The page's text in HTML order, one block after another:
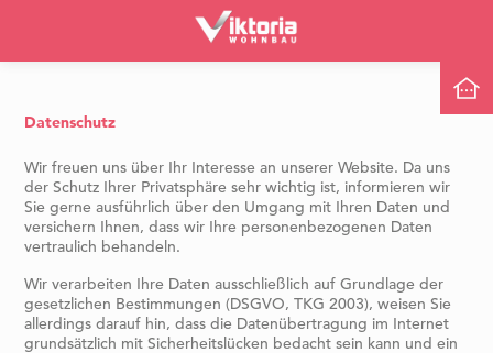
Alle Projekte
Eigentum
Miete
Referenzen
Leistungen
Über uns
Karriere
Kontakt
Datenschutz
Wir freuen uns über Ihr Interesse an unserer Website. Da uns
der Schutz Ihrer Privatsphäre sehr wichtig ist, informieren wir
Sie gerne ausführlich über den Umgang mit Ihren Daten und
versichern Ihnen, dass wir Ihre personenbezogenen Daten
vertraulich behandeln.
Wir verarbeiten Ihre Daten ausschließlich auf Grundlage der
gesetzlichen Bestimmungen (DSGVO, TKG 2003), weisen Sie
allerdings darauf hin, dass die Datenübertragung im Internet
grundsätzlich mit Sicherheitslücken bedacht sein kann und ein